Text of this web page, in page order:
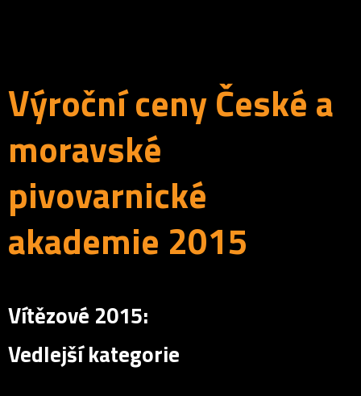
Výroční ceny České a
moravské
pivovarnické
akademie 2015
Vítězové 2015:
Vedlejší kategorie